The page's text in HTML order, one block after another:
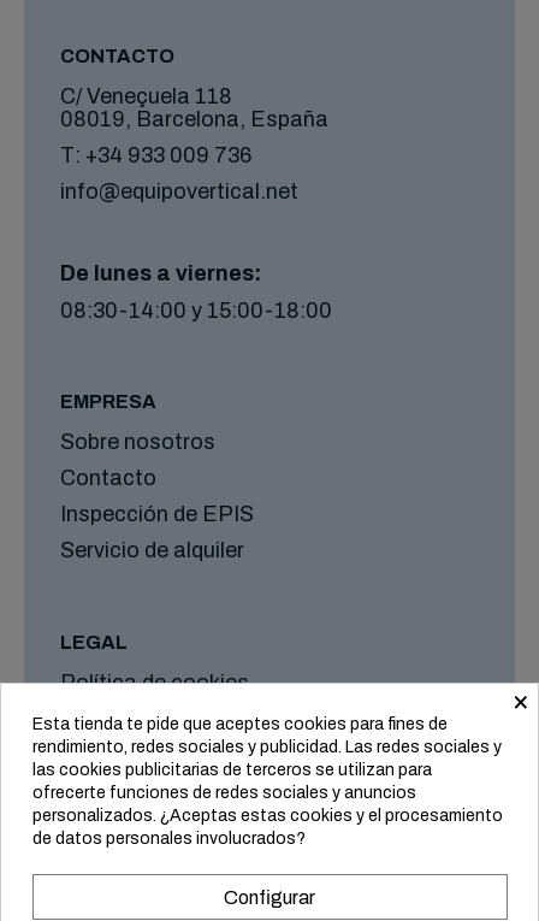
CONTACTO
C/ Veneçuela 118
08019, Barcelona, España
T: +34 933 009 736
info@equipovertical.net
De lunes a viernes:
08:30-14:00 y 15:00-18:00
EMPRESA
Sobre nosotros
Contacto
Inspección de EPIS
Servicio de alquiler
LEGAL
Política de cookies
Aviso legal
Formas de envío y plazos
Condiciones generales
×
Esta tienda te pide que aceptes cookies para fines de
rendimiento, redes sociales y publicidad. Las redes sociales y
las cookies publicitarias de terceros se utilizan para
ofrecerte funciones de redes sociales y anuncios
personalizados. ¿Aceptas estas cookies y el procesamiento
de datos personales involucrados?
Configurar